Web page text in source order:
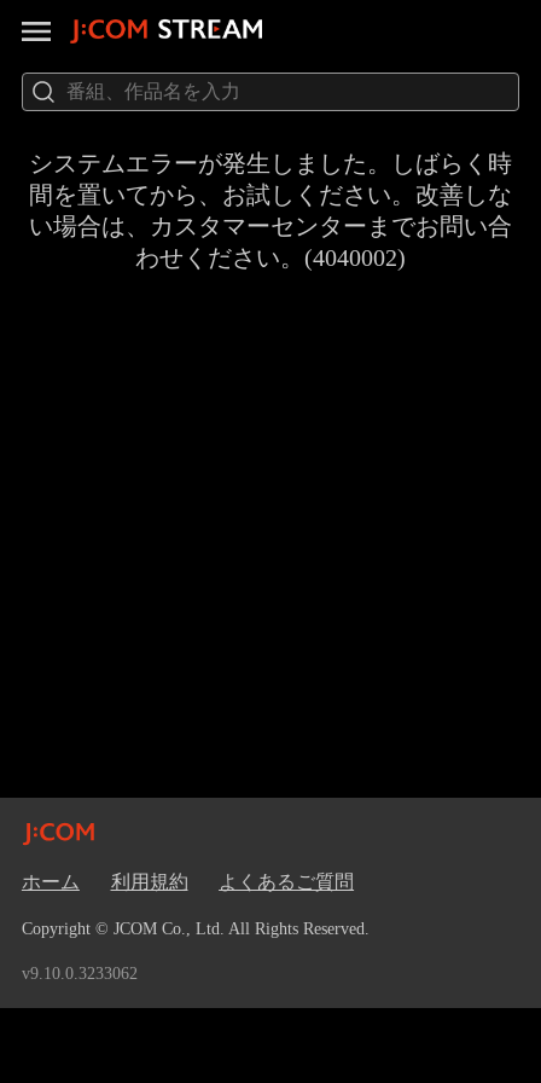
システムエラーが発生しました。しばらく時
間を置いてから、お試しください。改善しな
い場合は、カスタマーセンターまでお問い合
わせください。(4040002)
ホーム 利用規約 よくあるご質問
Copyright © JCOM Co., Ltd. All Rights Reserved.
v9.10.0.3233062